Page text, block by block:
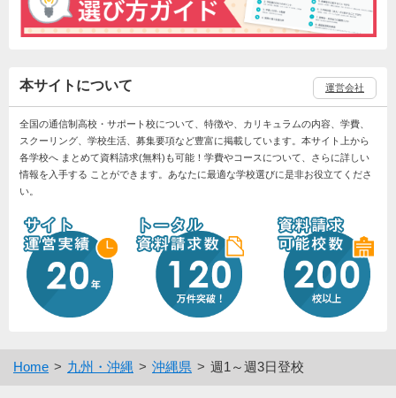
本サイトについて 運営会社
全国の通信制高校・サポート校について、特徴や、カリキュラムの内容、学費、
スクーリング、学校生活、募集要項など豊富に掲載しています。本サイト上から
各学校へ まとめて資料請求(無料)も可能！学費やコースについて、さらに詳しい
情報を入手する ことができます。あなたに最適な学校選びに是非お役立てくださ
い。
Home 九州・沖縄 沖縄県 週1～週3日登校